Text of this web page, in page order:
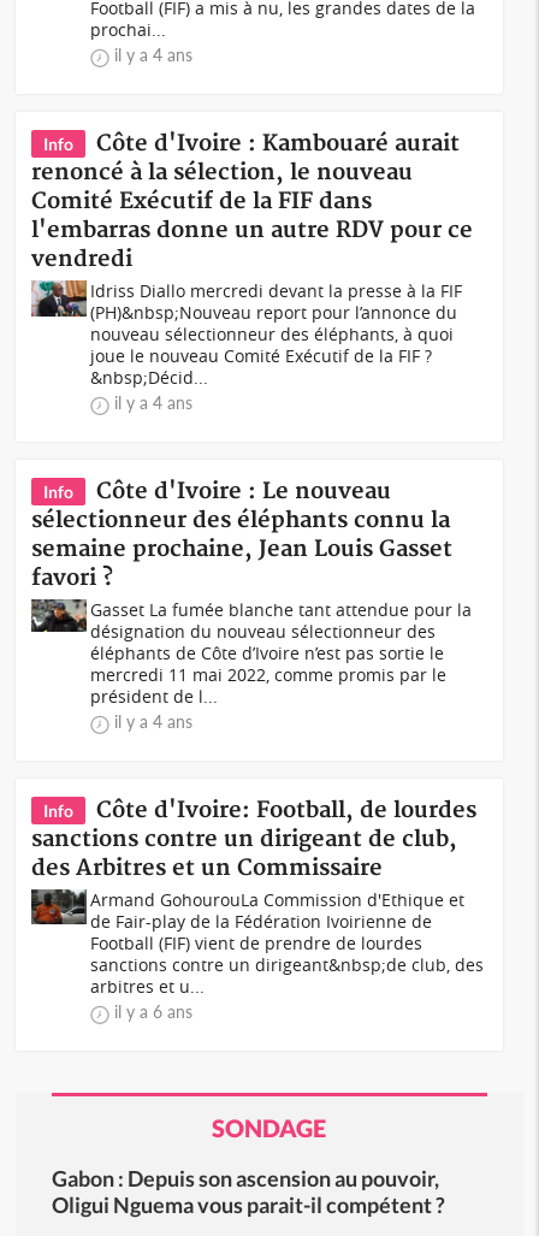
Football (FIF) a mis à nu, les grandes dates de la
prochai...
il y a 4 ans
Info
Côte d'Ivoire : Kambouaré aurait
renoncé à la sélection, le nouveau
Comité Exécutif de la FIF dans
l'embarras donne un autre RDV pour ce
vendredi
Idriss Diallo mercredi devant la presse à la FIF
(PH)&nbsp;Nouveau report pour l’annonce du
nouveau sélectionneur des éléphants, à quoi
joue le nouveau Comité Exécutif de la FIF ?
&nbsp;Décid...
il y a 4 ans
Info
Côte d'Ivoire : Le nouveau
sélectionneur des éléphants connu la
semaine prochaine, Jean Louis Gasset
favori ?
Gasset La fumée blanche tant attendue pour la
désignation du nouveau sélectionneur des
éléphants de Côte d’Ivoire n’est pas sortie le
mercredi 11 mai 2022, comme promis par le
président de l...
il y a 4 ans
Info
Côte d'Ivoire: Football, de lourdes
sanctions contre un dirigeant de club,
des Arbitres et un Commissaire
Armand GohourouLa Commission d'Ethique et
de Fair-play de la Fédération Ivoirienne de
Football (FIF) vient de prendre de lourdes
sanctions contre un dirigeant&nbsp;de club, des
arbitres et u...
il y a 6 ans
SONDAGE
Gabon : Depuis son ascension au pouvoir,
Oligui Nguema vous parait-il compétent ?